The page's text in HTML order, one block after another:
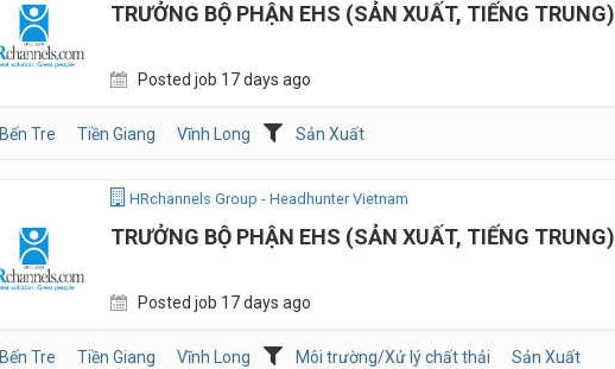
TRƯỞNG BỘ PHẬN EHS (SẢN XUẤT, TIẾNG TRUNG)
Posted job 17 days ago
Bến Tre Tiền Giang Vĩnh Long Sản Xuất
HRchannels Group - Headhunter Vietnam
TRƯỞNG BỘ PHẬN EHS (SẢN XUẤT, TIẾNG TRUNG)
Posted job 17 days ago
Bến Tre Tiền Giang Vĩnh Long Môi trường/Xử lý chất thải Sản Xuất